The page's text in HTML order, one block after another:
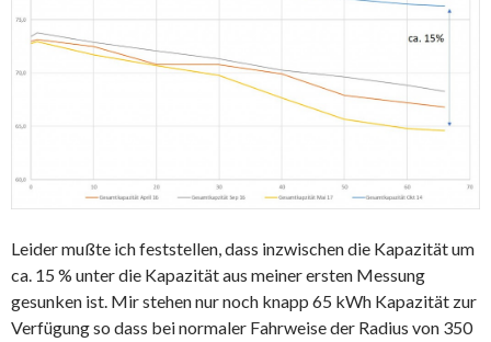
Leider mußte ich feststellen, dass inzwischen die Kapazität um
ca. 15 % unter die Kapazität aus meiner ersten Messung
gesunken ist. Mir stehen nur noch knapp 65 kWh Kapazität zur
Verfügung so dass bei normaler Fahrweise der Radius von 350